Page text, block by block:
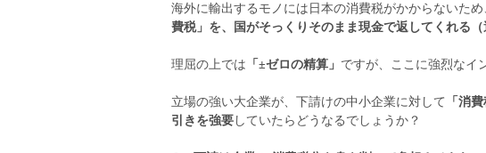
海外に輸出するモノには日本の消費税がかからないため
費税」を、国がそっくりそのまま現金で返してくれる
理屈の上では 「±ゼロの精算」 ですが、ここに強烈なイ
立場の強い大企業が、下請けの中小企業に対して
「消
引きを強要 していたらどうなるでしょうか？